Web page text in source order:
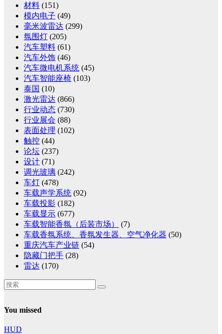
材料 (151)
模内电子 (49)
毫米波雷达 (299)
氛围灯 (205)
汽车塑料 (61)
汽车外饰 (46)
汽车微电机系统 (45)
汽车智能座椅 (103)
泰国 (10)
激光雷达 (866)
行业动态 (730)
行业展会 (88)
表面处理 (102)
触控 (44)
论坛 (237)
设计 (71)
调光玻璃 (242)
车灯 (478)
车载声学系统 (92)
车载投影 (182)
车载显示 (677)
车载智能香氛（后装市场）
(7)
车载香氛系统、香氛发生器、空气净化器 (50)
重庆汽车产业链 (54)
隐藏门把手 (28)
雷达 (170)
You missed
HUD